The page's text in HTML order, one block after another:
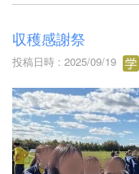
収穫感謝祭
投稿日時 : 2025/09/19